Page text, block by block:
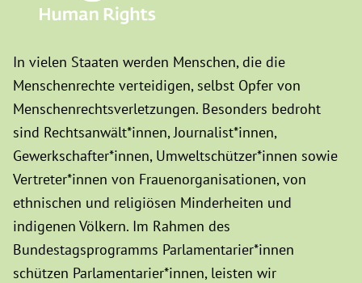
In vielen Staaten werden Menschen, die die
Menschenrechte verteidigen, selbst Opfer von
Menschenrechtsverletzungen. Besonders bedroht
sind Rechtsanwält*innen, Journalist*innen,
Gewerkschafter*innen, Umweltschützer*innen sowie
Vertreter*innen von Frauenorganisationen, von
ethnischen und religiösen Minderheiten und
indigenen Völkern. Im Rahmen des
Bundestagsprogramms Parlamentarier*innen
schützen Parlamentarier*innen, leisten wir